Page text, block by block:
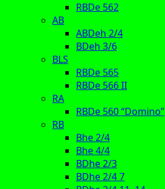
RBDe 562
AB
ABDeh 2/4
BDeh 3/6
BLS
RBDe 565
RBDe 566 II
RA
RBDe 560 “Domino”
RB
Bhe 2/4
Bhe 4/4
BDhe 2/3
BDhe 2/4 7